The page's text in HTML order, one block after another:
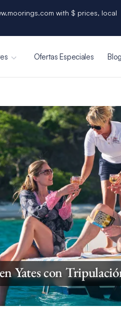
with $ prices, local
Ofertas Especiales Blog
Yates con